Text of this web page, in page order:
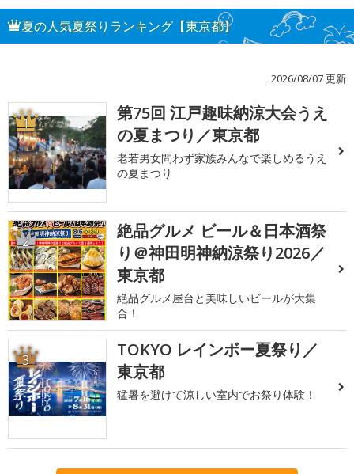
夏の人気夏祭りランキング【東京都】
2026/08/07 更新
1
第75回 江戸趣味納涼大会うえ
の夏まつり／東京都
老若男女問わず家族みんなで楽しめるうえ
の夏まつり
2
絶品グルメ ビール＆日本酒祭
り＠神田明神納涼祭り2026／
東京都
絶品グルメ屋台と美味しいビールが大集
合！
3
TOKYO レインボー夏祭り／
東京都
猛暑を避けて涼しい室内でお祭り体験！